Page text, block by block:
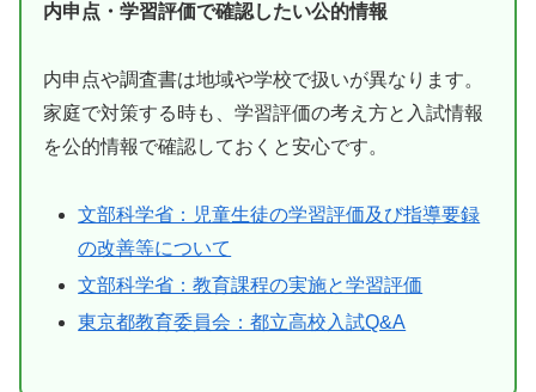
内申点・学習評価で確認したい公的情報
内申点や調査書は地域や学校で扱いが異なります。
家庭で対策する時も、学習評価の考え方と入試情報
を公的情報で確認しておくと安心です。
文部科学省：児童生徒の学習評価及び指導要録
の改善等について
文部科学省：教育課程の実施と学習評価
東京都教育委員会：都立高校入試Q&A